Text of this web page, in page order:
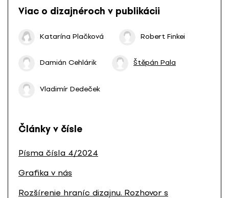
Viac o dizajnéroch v publikácii
Katarína Plačková Robert Finkei
Damián Cehlárik Štěpán Pala
Vladimír Dedeček
Články v čísle
Písma čísla 4/2024
Grafika v nás
Rozšírenie hraníc dizajnu. Rozhovor s